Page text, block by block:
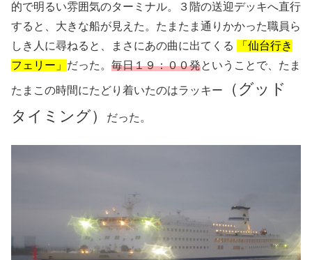
的で明るい雰囲気のターミナル。３階の送迎デッキへ直行
すると、大きな船が見えた。たまたま通りかかった職員ら
しき人に尋ねると、まさにあの曲に出てくる
「仙台行き
フェリー」 だった。 毎日１９：００発ということで、たま
たまこの時間にたどり着いたのはラッキー
（グッド
タイミング）
だった。